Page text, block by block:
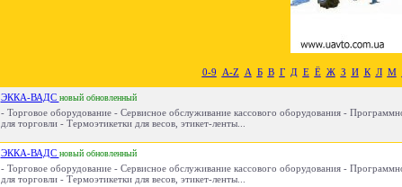
0-9 A-Z А Б В Г Д Е Ё Ж З И К Л М
ЭККА-ВАДС новый обновленный
- Торговое оборудование - Сервисное обслуживание кассового оборудования -
для торговли - Термоэтикетки для весов, этикет-ленты...
ЭККА-ВАДС новый обновленный
- Торговое оборудование - Сервисное обслуживание кассового оборудования -
для торговли - Термоэтикетки для весов, этикет-ленты...